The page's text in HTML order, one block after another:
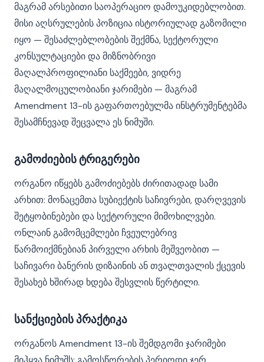
მაგრამ არსებითი საოპერაციო დამოუკიდებლობით.
მისი აღსრულების პოზიცია ისტორიულად გაზომილი
იყო — შესაძლებლობების შექმნა, სექტორული
კონსულტაციები და მიზნობრივი
მაღალპროფილიანი საქმეები, ვიდრე
მაღალმოცულობიანი ჯარიმები — მაგრამ
Amendment 13-ის გაფართოებულმა ინსტრუმენტებმა
შესამჩნევად შეცვალა ეს ნიმუში.
გამოძიების ტრიგერები
ორგანო იწყებს გამოძიებებს ძირითადად სამი
არხით: მონაცემთა სუბიექტის საჩივრები, დარღვევის
შეტყობინებები და სექტორული მიმოხილვები.
ონლაინ გამომცემლები ჩვეულებრივ
წარმოიქმნებიან პირველი არხის მეშვეობით —
საჩივარი ბანერის დიზაინის ან თვალთვალის ქცევის
შესახებ ხშირად ხდება შესვლის წერტილი.
სანქციების პრაქტიკა
ორგანოს Amendment 13-ის შემდგომი ჯარიმები